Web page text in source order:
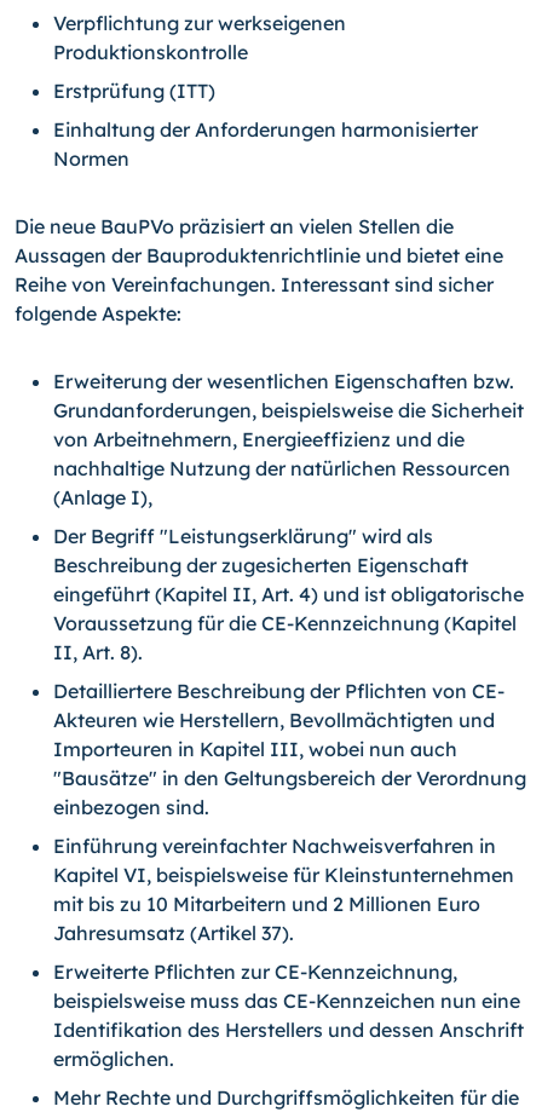
Verpflichtung zur werkseigenen
Produktionskontrolle
Erstprüfung (ITT)
Einhaltung der Anforderungen harmonisierter
Normen
Die neue BauPVo präzisiert an vielen Stellen die
Aussagen der Bauproduktenrichtlinie und bietet eine
Reihe von Vereinfachungen. Interessant sind sicher
folgende Aspekte:
Erweiterung der wesentlichen Eigenschaften bzw.
Grundanforderungen, beispielsweise die Sicherheit
von Arbeitnehmern, Energieeffizienz und die
nachhaltige Nutzung der natürlichen Ressourcen
(Anlage I),
Der Begriff "Leistungserklärung" wird als
Beschreibung der zugesicherten Eigenschaft
eingeführt (Kapitel II, Art. 4) und ist obligatorische
Voraussetzung für die CE-Kennzeichnung (Kapitel
II, Art. 8).
Detailliertere Beschreibung der Pflichten von CE-
Akteuren wie Herstellern, Bevollmächtigten und
Importeuren in Kapitel III, wobei nun auch
"Bausätze" in den Geltungsbereich der Verordnung
einbezogen sind.
Einführung vereinfachter Nachweisverfahren in
Kapitel VI, beispielsweise für Kleinstunternehmen
mit bis zu 10 Mitarbeitern und 2 Millionen Euro
Jahresumsatz (Artikel 37).
Erweiterte Pflichten zur CE-Kennzeichnung,
beispielsweise muss das CE-Kennzeichen nun eine
Identifikation des Herstellers und dessen Anschrift
ermöglichen.
Mehr Rechte und Durchgriffsmöglichkeiten für die